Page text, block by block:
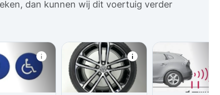
dan kunnen wij dit voertuig verder